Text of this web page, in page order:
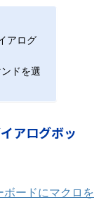
アログ
ドを選
アログボッ
ボードにマクロを